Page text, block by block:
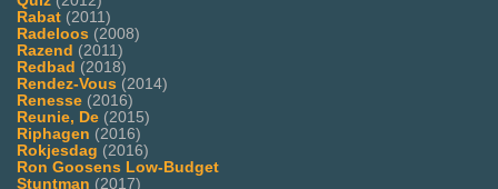
Rabat (2011)
Radeloos (2008)
Razend (2011)
Redbad (2018)
Rendez-Vous (2014)
Renesse (2016)
Reunie, De (2015)
Riphagen (2016)
Rokjesdag (2016)
Ron Goosens Low-Budget
Stuntman (2017)